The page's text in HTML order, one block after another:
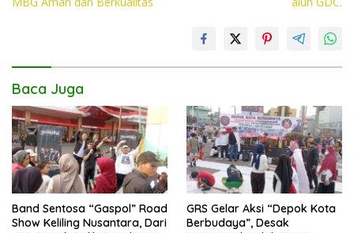
Baca Juga
Band Sentosa “Gaspol” Road
Show Keliling Nusantara, Dari
GRS Gelar Aksi “Depok Kota
Berbudaya”, Desak